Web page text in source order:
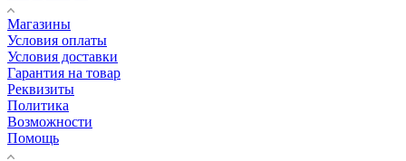
Магазины
Условия оплаты
Условия доставки
Гарантия на товар
Реквизиты
Политика
Возможности
Помощь